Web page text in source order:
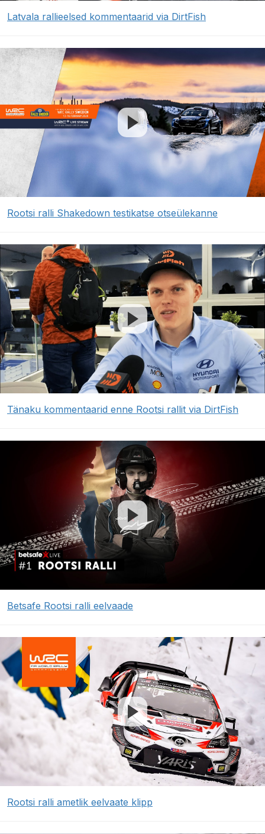
Latvala rallieelsed kommentaarid via DirtFish
Rootsi ralli Shakedown testikatse otseülekanne
Tänaku kommentaarid enne Rootsi rallit via DirtFish
Betsafe Rootsi ralli eelvaade
Rootsi ralli ametlik eelvaate klipp